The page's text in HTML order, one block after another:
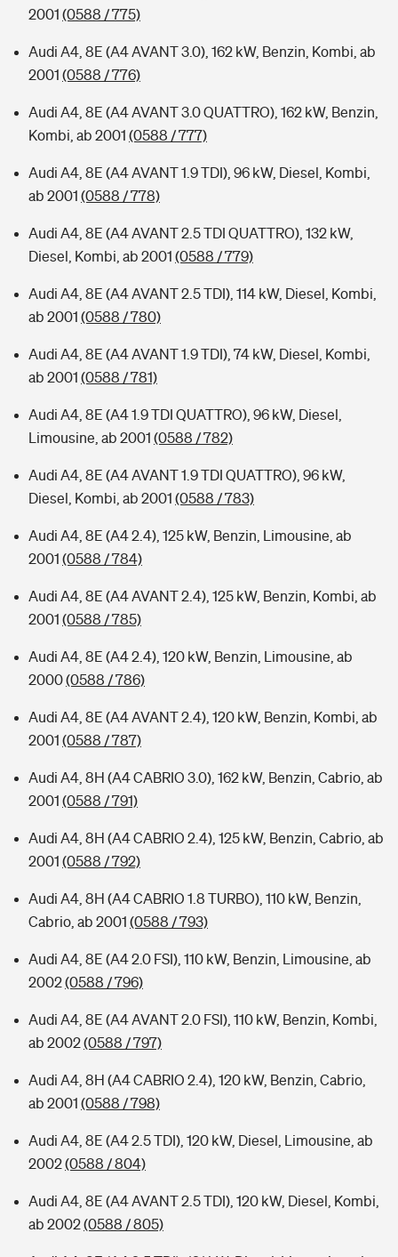
2001 (0588 / 775)
Audi A4, 8E (A4 AVANT 3.0), 162 kW, Benzin, Kombi, ab
2001 (0588 / 776)
Audi A4, 8E (A4 AVANT 3.0 QUATTRO), 162 kW, Benzin,
Kombi, ab 2001 (0588 / 777)
Audi A4, 8E (A4 AVANT 1.9 TDI), 96 kW, Diesel, Kombi,
ab 2001 (0588 / 778)
Audi A4, 8E (A4 AVANT 2.5 TDI QUATTRO), 132 kW,
Diesel, Kombi, ab 2001 (0588 / 779)
Audi A4, 8E (A4 AVANT 2.5 TDI), 114 kW, Diesel, Kombi,
ab 2001 (0588 / 780)
Audi A4, 8E (A4 AVANT 1.9 TDI), 74 kW, Diesel, Kombi,
ab 2001 (0588 / 781)
Audi A4, 8E (A4 1.9 TDI QUATTRO), 96 kW, Diesel,
Limousine, ab 2001 (0588 / 782)
Audi A4, 8E (A4 AVANT 1.9 TDI QUATTRO), 96 kW,
Diesel, Kombi, ab 2001 (0588 / 783)
Audi A4, 8E (A4 2.4), 125 kW, Benzin, Limousine, ab
2001 (0588 / 784)
Audi A4, 8E (A4 AVANT 2.4), 125 kW, Benzin, Kombi, ab
2001 (0588 / 785)
Audi A4, 8E (A4 2.4), 120 kW, Benzin, Limousine, ab
2000(0588 / 786)
Audi A4, 8E (A4 AVANT 2.4), 120 kW, Benzin, Kombi, ab
2001 (0588 / 787)
Audi A4, 8H (A4 CABRIO 3.0), 162 kW, Benzin, Cabrio, ab
2001 (0588 / 791)
Audi A4, 8H (A4 CABRIO 2.4), 125 kW, Benzin, Cabrio, ab
2001 (0588 / 792)
Audi A4, 8H (A4 CABRIO 1.8 TURBO), 110 kW, Benzin,
Cabrio, ab 2001 (0588 / 793)
Audi A4, 8E (A4 2.0 FSI), 110 kW, Benzin, Limousine, ab
2002(0588 / 796)
Audi A4, 8E (A4 AVANT 2.0 FSI), 110 kW, Benzin, Kombi,
ab 2002(0588 / 797)
Audi A4, 8H (A4 CABRIO 2.4), 120 kW, Benzin, Cabrio,
ab 2001 (0588 / 798)
Audi A4, 8E (A4 2.5 TDI), 120 kW, Diesel, Limousine, ab
2002(0588 / 804)
Audi A4, 8E (A4 AVANT 2.5 TDI), 120 kW, Diesel, Kombi,
ab 2002(0588 / 805)